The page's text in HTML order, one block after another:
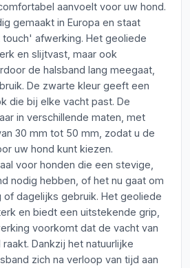
aanvoelt voor uw hond.
gemaakt in Europa en staat
afwerking. Het geoliede
en slijtvast, maar ook
de halsband lang meegaat,
De zwarte kleur geeft een
die bij elke vacht past. De
in verschillende maten, met
30 mm tot 50 mm, zodat u de
uw hond kunt kiezen.
voor honden die een stevige,
nodig hebben, of het nu gaat om
of dagelijks gebruik. Het geoliede
en biedt een uitstekende grip,
voorkomt dat de vacht van
Dankzij het natuurlijke
zich na verloop van tijd aan